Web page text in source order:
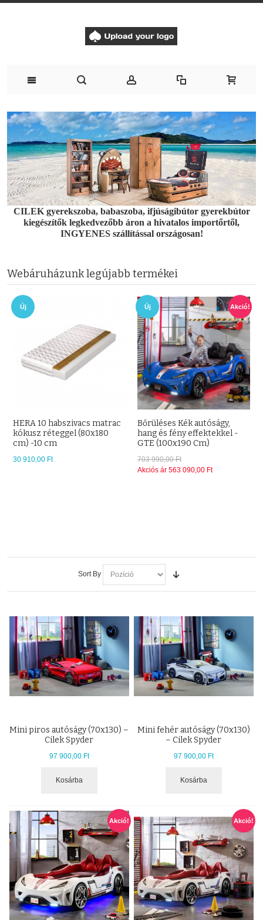
CILEK gyerekszoba, babaszoba, ifjúságibútor gyerekbútor
kiegészítők legkedvezőbb áron a hivatalos importőrtől,
INGYENES szállítással országosan!
Webáruházunk legújabb termékei
Új
HERA 10 habszivacs matrac
kókusz réteggel (80x180
cm) -10 cm
30 910,00 Ft
Új Akció!
Bőrüléses Kék autóságy,
hang és fény effektekkel -
GTE (100x190 Cm)
703 990,00 Ft
Akciós ár 563 090,00 Ft
Sort By
Mini piros autóságy (70x130) –
Cilek Spyder
97 900,00 Ft
Kosárba
Mini fehér autóságy (70x130)
– Cilek Spyder
97 900,00 Ft
Kosárba
Akció! Akció!